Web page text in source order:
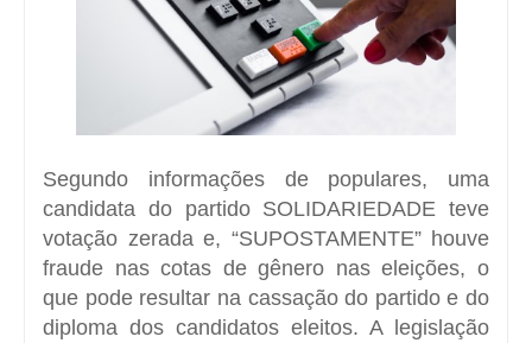
Segundo informações de populares, uma
candidata do partido SOLIDARIEDADE teve
votação zerada e, “SUPOSTAMENTE” houve
fraude nas cotas de gênero nas eleições, o
que pode resultar na cassação do partido e do
diploma dos candidatos eleitos. A legislação